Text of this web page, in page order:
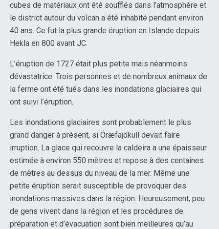
cubes de matériaux ont été soufflés dans l’atmosphère et
le district autour du volcan a été inhabité pendant environ
40 ans. Ce fut la plus grande éruption en Islande depuis
Hekla en 800 avant JC.
L’éruption de 1727 était plus petite mais néanmoins
dévastatrice. Trois personnes et de nombreux animaux de
la ferme ont été tués dans les inondations glaciaires qui
ont suivi l’éruption.
Les inondations glaciaires sont probablement le plus
grand danger à présent, si Öræfajökull devait faire
irruption. La glace qui recouvre la caldeira a une épaisseur
estimée à environ 550 mètres et repose à des centaines
de mètres au dessus du niveau de la mer. Même une
petite éruption serait susceptible de provoquer des
inondations massives dans la région. Heureusement, peu
de gens vivent dans la région et les procédures de
préparation et d’évacuation sont bien meilleures qu’au